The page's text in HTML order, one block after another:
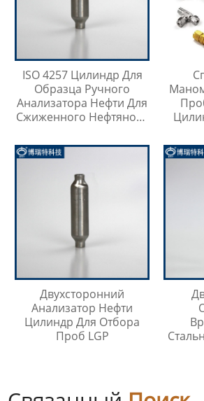
ISO 4257 Цилиндр Для
Образца Ручного
Анализатора Нефти Для
Сжиженного Нефтяного
Двухсторонний
Анализатор Нефти
Цилиндр Для Отбора
Проб LGP